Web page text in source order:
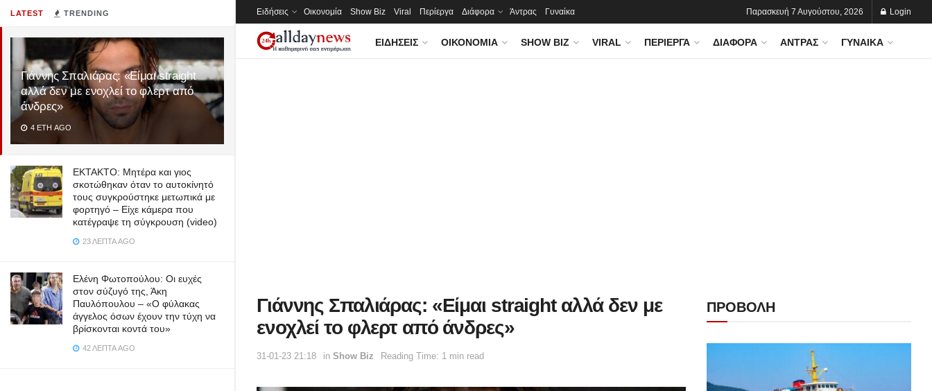
LATEST TRENDING
Γιάννης Σπαλιάρας: «Είμαι straight
αλλά δεν με ενοχλεί το φλερτ από
άνδρες»
4 ΈΤΗ AGO
ΕΚΤΑΚΤΟ: Μητέρα και γιος
σκοτώθηκαν όταν το αυτοκίνητό
τους συγκρούστηκε μετωπικά με
φορτηγό – Είχε κάμερα που
κατέγραψε τη σύγκρουση (video)
23 ΛΕΠΤΆ AGO
Ελένη Φωτοπούλου: Οι ευχές
στον σύζυγό της, Άκη
Παυλόπουλου – «Ο φύλακας
άγγελος όσων έχουν την τύχη να
βρίσκονται κοντά του»
42 ΛΕΠΤΆ AGO
Ειδήσεις Οικονομία Show Biz Viral Περίεργα Διάφορα Άντρας Γυναίκα Παρασκευή 7 Αυγούστου, 2026 Login
ΕΙΔΉΣΕΙΣ ΟΙΚΟΝΟΜΊΑ SHOW BIZ VIRAL ΠΕΡΊΕΡΓΑ ΔΙΆΦΟΡΑ ΆΝΤΡΑΣ ΓΥΝΑΊΚΑ
Γιάννης Σπαλιάρας: «Είμαι straight αλλά δεν με
ενοχλεί το φλερτ από άνδρες»
31-01-23 21:18 in Show Biz Reading Time: 1 min read
ΠΡΟΒΟΛΗ